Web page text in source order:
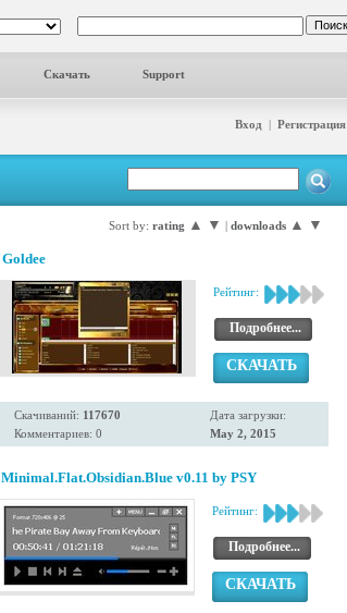
Скачать Support
Вход | Регистрация
Sort by: rating ▲ ▼ | downloads ▲ ▼
Goldee
Рейтинг:
Подробнее...
СКАЧАТЬ
Скачиваний: 117670
Комментариев: 0
Дата загрузки:
May 2, 2015
Minimal.Flat.Obsidian.Blue v0.11 by PSY
Рейтинг:
Подробнее...
СКАЧАТЬ